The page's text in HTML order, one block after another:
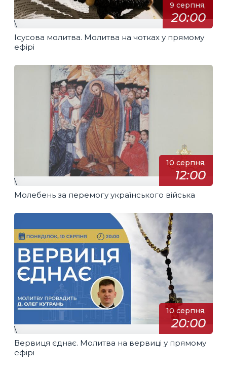
9 серпня,
20:00
\
Ісусова молитва. Молитва на чотках у прямому
ефірі
10 серпня,
12:00
\
Молебень за перемогу українського війська
10 серпня,
20:00
\
Вервиця єднає. Молитва на вервиці у прямому
ефірі